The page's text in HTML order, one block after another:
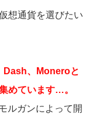
想通貨を選びたい
Dash、Moneroと
めています…。
ルガンによって開